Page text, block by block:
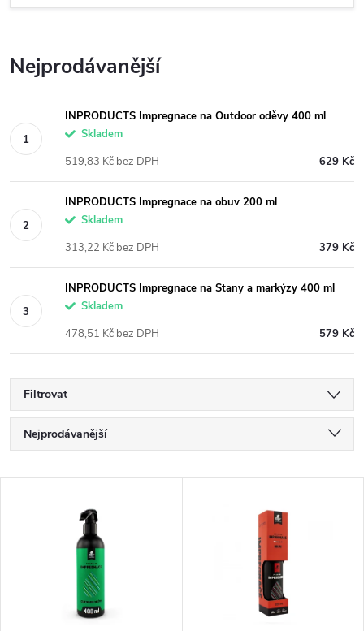
Nejprodávanější
INPRODUCTS Impregnace na Outdoor oděvy 400 ml
Skladem
629 Kč
519,83 Kč bez DPH
INPRODUCTS Impregnace na obuv 200 ml
Skladem
379 Kč
313,22 Kč bez DPH
INPRODUCTS Impregnace na Stany a markýzy 400 ml
Skladem
579 Kč
478,51 Kč bez DPH
Filtrovat
Ř
a
Nejprodávanější